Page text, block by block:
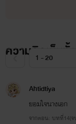
ยังไงคิดว่า ถ้าว่
รัก และ คิดถึ
น้อยใจเล็กๆ
ความคิดเห็นทั้
Ahtidtiya
ยอมใจนางเอก
จากตอน: บทที่14(จ